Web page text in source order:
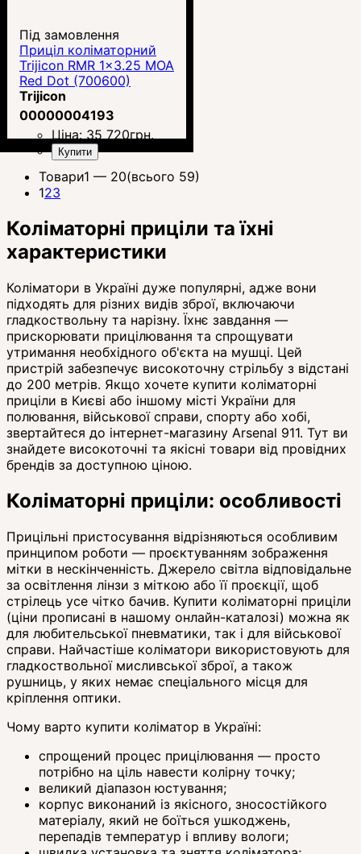
Під замовлення
Приціл коліматорний
Trijicon RMR 1x3.25 MOA
Red Dot (700600)
Trijicon
00000004193
Ціна: 35 720грн.
Купити
Товари1 — 20(всього 59)
123
Коліматорні приціли та їхні
характеристики
Коліматори в Україні дуже популярні, адже вони
підходять для різних видів зброї, включаючи
гладкоствольну та нарізну. Їхнє завдання —
прискорювати прицілювання та спрощувати
утримання необхідного об'єкта на мушці. Цей
пристрій забезпечує високоточну стрільбу з відстані
до 200 метрів. Якщо хочете купити коліматорні
приціли в Києві або іншому місті України для
полювання, військової справи, спорту або хобі,
звертайтеся до інтернет-магазину Arsenal 911. Тут ви
знайдете високоточні та якісні товари від провідних
брендів за доступною ціною.
Коліматорні приціли: особливості
Прицільні пристосування відрізняються особливим
принципом роботи — проєктуванням зображення
мітки в нескінченність. Джерело світла відповідальне
за освітлення лінзи з міткою або її проєкції, щоб
стрілець усе чітко бачив. Купити коліматорні приціли
(ціни прописані в нашому онлайн-каталозі) можна як
для любительської пневматики, так і для військової
справи. Найчастіше коліматори використовують для
гладкоствольної мисливської зброї, а також
рушниць, у яких немає спеціального місця для
кріплення оптики.
Чому варто купити коліматор в Україні:
спрощений процес прицілювання — просто
потрібно на ціль навести колірну точку;
великий діапазон юстування;
корпус виконаний із якісного, зносостійкого
матеріалу, який не боїться ушкоджень,
перепадів температур і впливу вологи;